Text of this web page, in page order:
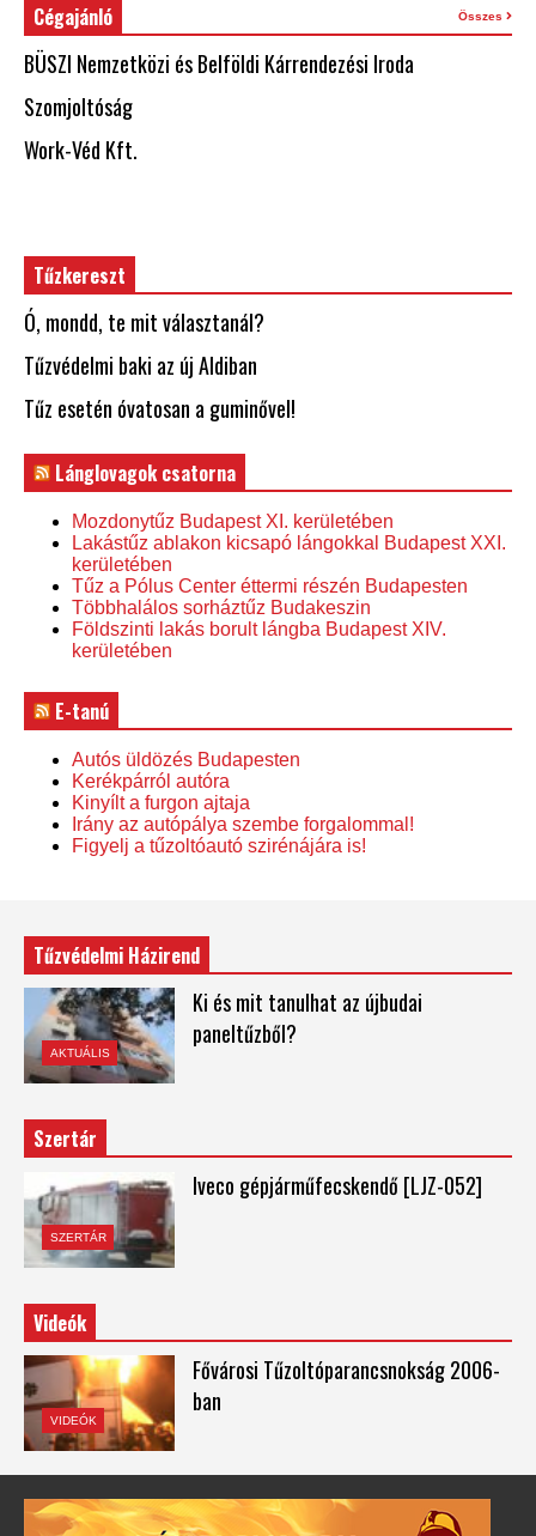
Cégajánló Összes
BÜSZI Nemzetközi és Belföldi Kárrendezési Iroda
Szomjoltóság
Work-Véd Kft.
Tűzkereszt
Ó, mondd, te mit választanál?
Tűzvédelmi baki az új Aldiban
Tűz esetén óvatosan a guminővel!
Lánglovagok csatorna
Mozdonytűz Budapest XI. kerületében
Lakástűz ablakon kicsapó lángokkal Budapest XXI.
kerületében
Tűz a Pólus Center éttermi részén Budapesten
Többhalálos sorháztűz Budakeszin
Földszinti lakás borult lángba Budapest XIV.
kerületében
E-tanú
Autós üldözés Budapesten
Kerékpárról autóra
Kinyílt a furgon ajtaja
Irány az autópálya szembe forgalommal!
Figyelj a tűzoltóautó szirénájára is!
Tűzvédelmi Házirend
AKTUÁLIS
Ki és mit tanulhat az újbudai
paneltűzből?
Szertár
SZERTÁR
Iveco gépjárműfecskendő [LJZ-052]
Videók
VIDEÓK
Fővárosi Tűzoltóparancsnokság 2006-
ban